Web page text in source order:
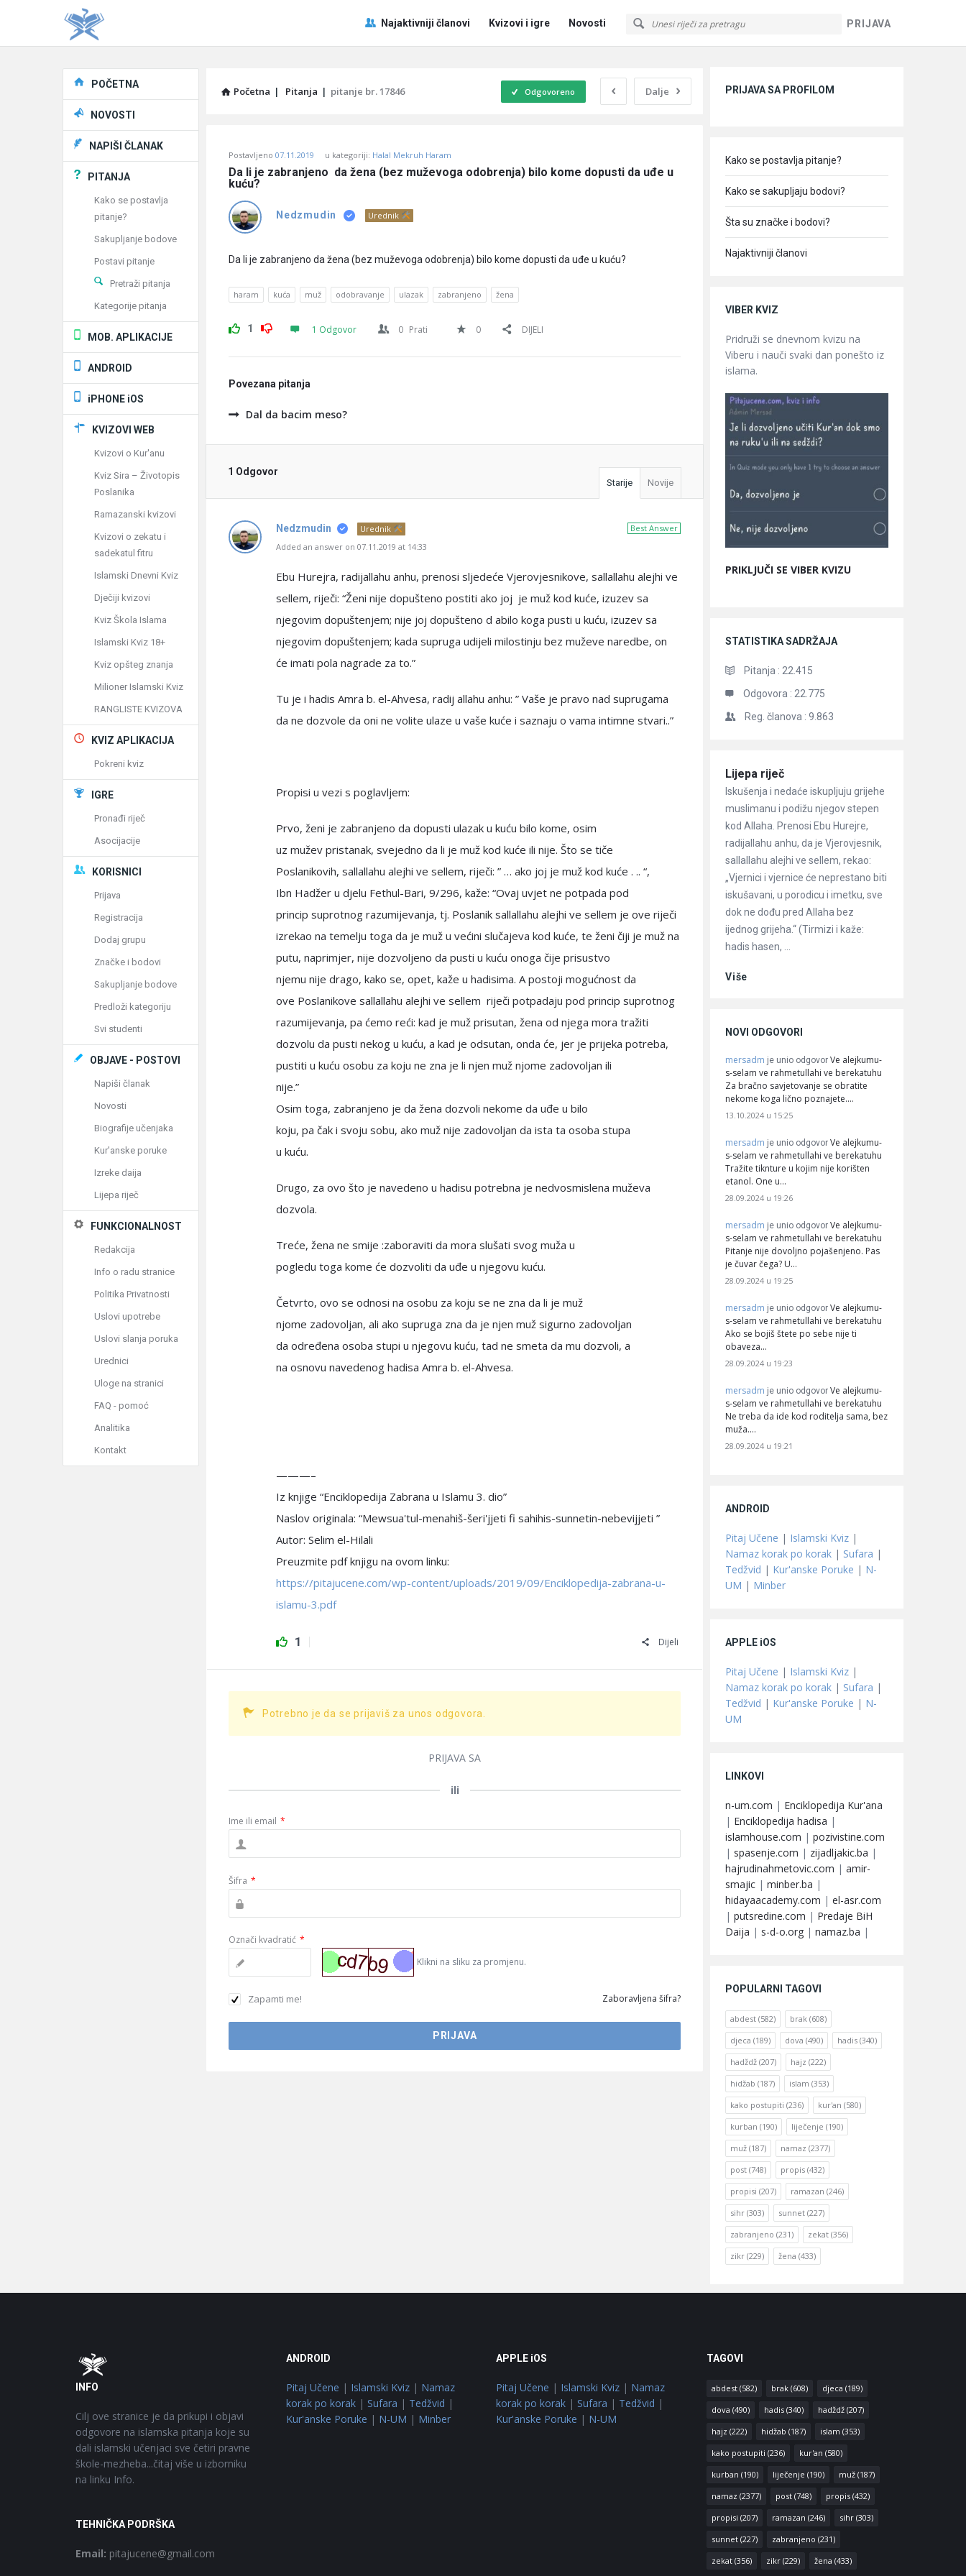
PRIJAVA
Pitaj
Učene
Navigacija
Najaktivniji članovi Kvizovi i igre Novosti
Početna | Pitanja | pitanje br. 17846 Dalje
Odgovoreno
Učene
Latest
Pitanja
Postavljeno 07.11.2019 u kategoriji: Halal Mekruh Haram
Da li je zabranjeno  da žena (bez muževoga odobrenja) bilo kome dopusti da uđe u
kuću?
Nedzmudin Urednik
Da li je zabranjeno da žena (bez muževoga odobrenja) bilo kome dopusti da uđe u kuću?
haram kuća muž odobravanje ulazak zabranjeno žena
1 1 Odgovor 0 Prati 0 DIJELI
Povezana pitanja
Dal da bacim meso?
1 Odgovor
Starije Novije
Best Answer
Nedzmudin
Urednik
Added an answer on 07.11.2019 at 14:33
Ebu Hurejra, radijallahu anhu, prenosi sljedeće Vjerovjesnikove, sallallahu alejhi ve
sellem, riječi: “Ženi nije dopušteno postiti ako joj je muž kod kuće, izuzev sa
njegovim dopuštenjem; nije joj dopušteno d abilo koga pusti u kuću, izuzev sa
njegovim dopuštenjem; kada supruga udijeli milostinju bez muževe naredbe, on
će imati pola nagrade za to.”
Tu je i hadis Amra b. el-Ahvesa, radij allahu anhu: ” Vaše je pravo nad suprugama
da ne dozvole da oni ne volite ulaze u vaše kuće i saznaju o vama intimne stvari..”
Propisi u vezi s poglavljem:
Prvo, ženi je zabranjeno da dopusti ulazak u kuću bilo kome, osim
uz mužev pristanak, svejedno da li je muž kod kuće ili nije. Što se tiče
Poslanikovih, sallallahu alejhi ve sellem, riječi: ” … ako joj je muž kod kuće . .. “,
Ibn Hadžer u djelu Fethul-Bari, 9/296, kaže: “Ovaj uvjet ne potpada pod
princip suprotnog razumijevanja, tj. Poslanik sallallahu alejhi ve sellem je ove riječi
izrekao na temelju toga da je muž u većini slučajeva kod kuće, te ženi čiji je muž na
putu, naprimjer, nije dozvoljeno da pusti u kuću onoga čije prisustvo
njemu nije drago, kako se, opet, kaže u hadisima. A postoji mogućnost da
ove Poslanikove sallallahu alejhi ve sellem riječi potpadaju pod princip suprotnog
razumijevanja, pa ćemo reći: kad je muž prisutan, žena od njega mora tražiti
dozvolu da pusti nekog u kuću, a kad je odsutan, onda će, jer je prijeka potreba,
pustiti u kuću osobu za koju ne zna je li njen muž njome zadovoljan ili
nije.”
Osim toga, zabranjeno je da žena dozvoli nekome da uđe u bilo
koju, pa čak i svoju sobu, ako muž nije zadovoljan da ista ta osoba stupa
u kuću.
Drugo, za ovo što je navedeno u hadisu potrebna je nedvosmislena muževa
dozvola.
Treće, žena ne smije :zaboraviti da mora slušati svog muža u
pogledu toga kome će dozvoliti da uđe u njegovu kuću.
Četvrto, ovo se odnosi na osobu za koju se ne zna da li je muž
njome zadovoljan, ali ako supruga zna da je njen muž sigurno zadovoljan
da određena osoba stupi u njegovu kuću, tad ne smeta da mu dozvoli, a
na osnovu navedenog hadisa Amra b. el-Ahvesa.
———–
Iz knjige “Enciklopedija Zabrana u Islamu 3. dio”
Naslov originala: “Mewsua'tul-menahiš-šeri'jjeti fi sahihis-sunnetin-nebevijjeti ”
Autor: Selim el-Hilali
Preuzmite pdf knjigu na ovom linku:
https://pitajucene.com/wp-content/uploads/2019/09/Enciklopedija-zabrana-u-
islamu-3.pdf
1 Dijeli
Potrebno je da se prijaviš za unos odgovora.
PRIJAVA SA
ili
Ime ili email *
Šifra *
Označi kvadratić *
Klikni na sliku za promjenu.
Zapamti me! Zaboravljena šifra?
PRIJAVA SA PROFILOM
Kako se postavlja pitanje?
Kako se sakupljaju bodovi?
Šta su značke i bodovi?
Najaktivniji članovi
VIBER KVIZ
Pridruži se dnevnom kvizu na
Viberu i nauči svaki dan ponešto iz
islama.
PRIKLJUČI SE VIBER KVIZU
STATISTIKA SADRŽAJA
Pitanja : 22.415
Odgovora : 22.775
Reg. članova : 9.863
Članci
Lijepa riječ
Iskušenja i nedaće iskupljuju grijehe
muslimanu i podižu njegov stepen
kod Allaha. Prenosi Ebu Hurejre,
radijallahu anhu, da je Vjerovjesnik,
sallallahu alejhi ve sellem, rekao:
„Vjernici i vjernice će neprestano biti
iskušavani, u porodicu i imetku, sve
dok ne dođu pred Allaha bez
ijednog grijeha.“ (Tirmizi i kaže:
hadis hasen, ...
Više
NOVI ODGOVORI
mersadm je unio odgovor Ve alejkumu-
s-selam ve rahmetullahi ve berekatuhu
Za bračno savjetovanje se obratite
nekome koga lično poznajete.…
13.10.2024 u 15:25
mersadm je unio odgovor Ve alejkumu-
s-selam ve rahmetullahi ve berekatuhu
Tražite tiknture u kojim nije korišten
etanol. One u…
28.09.2024 u 19:26
mersadm je unio odgovor Ve alejkumu-
s-selam ve rahmetullahi ve berekatuhu
Pitanje nije dovoljno pojašenjeno. Pas
je čuvar čega? U…
28.09.2024 u 19:25
mersadm je unio odgovor Ve alejkumu-
s-selam ve rahmetullahi ve berekatuhu
Ako se bojiš štete po sebe nije ti
obaveza…
28.09.2024 u 19:23
mersadm je unio odgovor Ve alejkumu-
s-selam ve rahmetullahi ve berekatuhu
Ne treba da ide kod roditelja sama, bez
muža.…
28.09.2024 u 19:21
ANDROID
Pitaj Učene | Islamski Kviz |
Namaz korak po korak | Sufara |
Tedžvid | Kur'anske Poruke | N-
UM | Minber
APPLE iOS
Pitaj Učene | Islamski Kviz |
Namaz korak po korak | Sufara |
Tedžvid | Kur'anske Poruke | N-
UM
LINKOVI
n-um.com | Enciklopedija Kur'ana
| Enciklopedija hadisa |
islamhouse.com | pozivistine.com
| spasenje.com | zijadljakic.ba |
hajrudinahmetovic.com | amir-
smajic | minber.ba |
hidayaacademy.com | el-asr.com
| putsredine.com | Predaje BiH
Daija | s-d-o.org | namaz.ba |
POPULARNI TAGOVI
abdest (582) brak (608)
djeca (189) dova (490) hadis (340)
hadždž (207) hajz (222)
hidžab (187) islam (353)
kako postupiti (236) kur'an (580)
kurban (190) liječenje (190)
muž (187) namaz (2377)
post (748) propis (432)
propisi (207) ramazan (246)
sihr (303) sunnet (227)
zabranjeno (231) zekat (356)
zikr (229) žena (433)
Explore
POČETNA
NOVOSTI
NAPIŠI ČLANAK
PITANJA
Kako se postavlja
pitanje?
Sakupljanje bodove
Postavi pitanje
Pretraži pitanja
Kategorije pitanja
MOB. APLIKACIJE
ANDROID
iPHONE iOS
KVIZOVI WEB
Kvizovi o Kur'anu
Kviz Sira – Životopis
Poslanika
Ramazanski kvizovi
Kvizovi o zekatu i
sadekatul fitru
Islamski Dnevni Kviz
Dječiji kvizovi
Kviz Škola Islama
Islamski Kviz 18+
Kviz opšteg znanja
Milioner Islamski Kviz
RANGLISTE KVIZOVA
KVIZ APLIKACIJA
Pokreni kviz
IGRE
Pronađi riječ
Asocijacije
KORISNICI
Prijava
Registracija
Dodaj grupu
Značke i bodovi
Sakupljanje bodove
Predloži kategoriju
Svi studenti
OBJAVE - POSTOVI
Napiši članak
Novosti
Biografije učenjaka
Kur'anske poruke
Izreke daija
Lijepa riječ
FUNKCIONALNOST
Redakcija
Info o radu stranice
Politika Privatnosti
Uslovi upotrebe
Uslovi slanja poruka
Urednici
Uloge na stranici
FAQ - pomoć
Analitika
Kontakt
Footer
INFO
Cilj ove stranice je da prikupi i objavi
odgovore na islamska pitanja koje su
dali islamski učenjaci sve četiri pravne
škole-mezheba...čitaj više u izborniku
na linku Info.
TEHNIČKA PODRŠKA
Email: pitajucene@gmail.com
ANDROID
Pitaj Učene | Islamski Kviz| Namaz
korak po korak| Sufara | Tedžvid |
Kur'anske Poruke | N-UM | Minber
APPLE iOS
Pitaj Učene | Islamski Kviz | Namaz
korak po korak | Sufara | Tedžvid |
Kur'anske Poruke | N-UM
TAGOVI
abdest(582) brak(608) djeca (189)
dova (490) hadis(340) hadždž(207)
hajz (222) hidžab (187) islam (353)
kako postupiti (236) kur'an (580)
kurban (190) liječenje (190) muž(187)
namaz (2377) post(748) propis(432)
propisi (207) ramazan (246) sihr(303)
sunnet(227) zabranjeno (231)
zekat(356) zikr(229) žena (433)